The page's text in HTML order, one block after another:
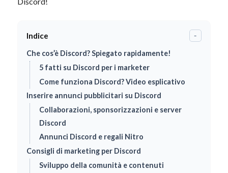
Indice -
Che cos’è Discord? Spiegato rapidamente!
5 fatti su Discord per i marketer
Come funziona Discord? Video esplicativo
Inserire annunci pubblicitari su Discord
Collaborazioni, sponsorizzazioni e server
Discord
Annunci Discord e regali Nitro
Consigli di marketing per Discord
Sviluppo della comunità e contenuti